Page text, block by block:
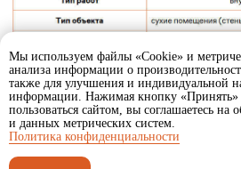
Мы используем файлы «Cookie» и
анализа информации о
также для улучшения и индивидуальной
информации. Нажимая кнопку «Принять»
пользоваться сайтом, вы соглашаетесь на
и данных метрических систем.
Политика конфиденциальности